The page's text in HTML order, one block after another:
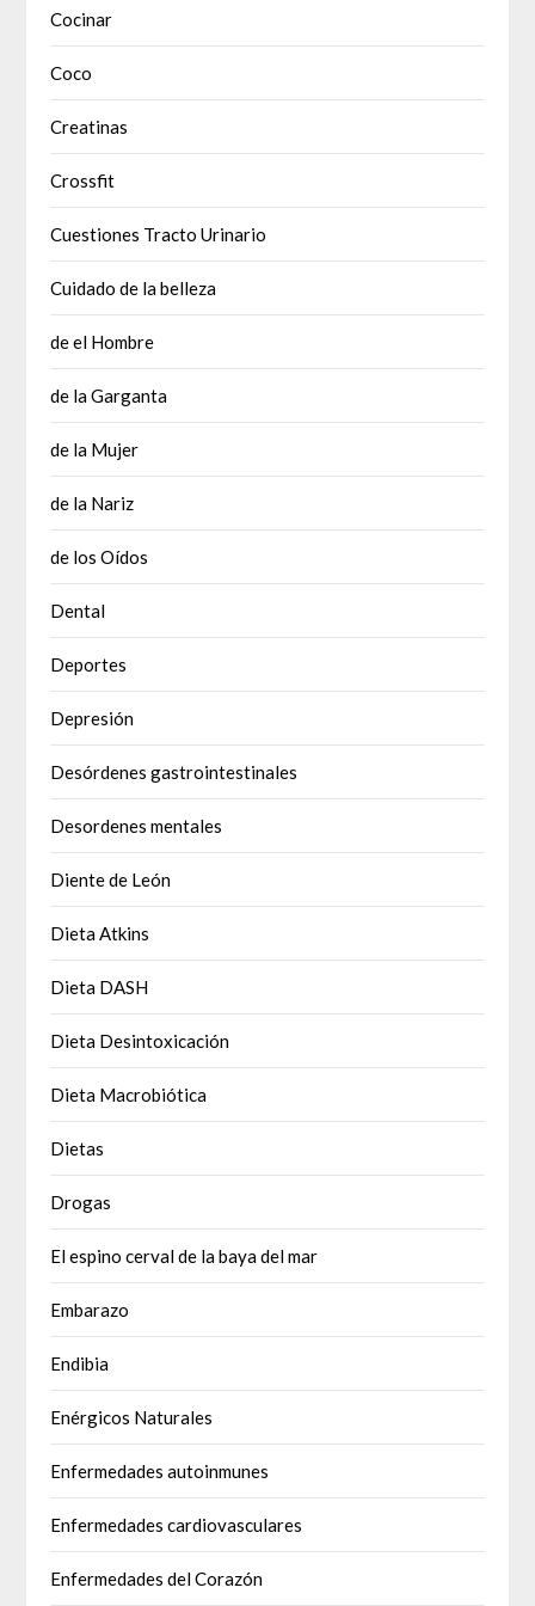
Cocinar
Coco
Creatinas
Crossfit
Cuestiones Tracto Urinario
Cuidado de la belleza
de el Hombre
de la Garganta
de la Mujer
de la Nariz
de los Oídos
Dental
Deportes
Depresión
Desórdenes gastrointestinales
Desordenes mentales
Diente de León
Dieta Atkins
Dieta DASH
Dieta Desintoxicación
Dieta Macrobiótica
Dietas
Drogas
El espino cerval de la baya del mar
Embarazo
Endibia
Enérgicos Naturales
Enfermedades autoinmunes
Enfermedades cardiovasculares
Enfermedades del Corazón